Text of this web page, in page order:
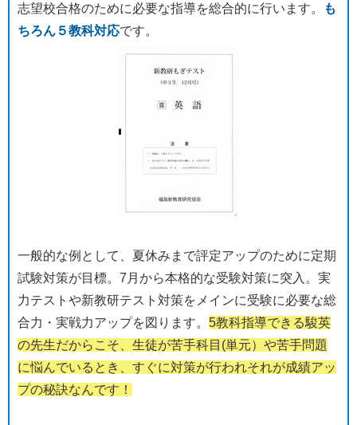
志望校合格のために必要な指導を総合的に行います。
も
ちろん５教科対応です。
一般的な例として、夏休みまで評定アップのために定期
試験対策が目標。7月から本格的な受験対策に突入。実
力テストや新教研テスト対策をメインに受験に必要な総
合力・実戦力アップを図ります。 5教科指導できる駿英
の先生だからこそ、生徒が苦手科目(単元）や苦手問題
に悩んでいるとき、すぐに対策が行われそれが成績アッ
プの秘訣なんです！